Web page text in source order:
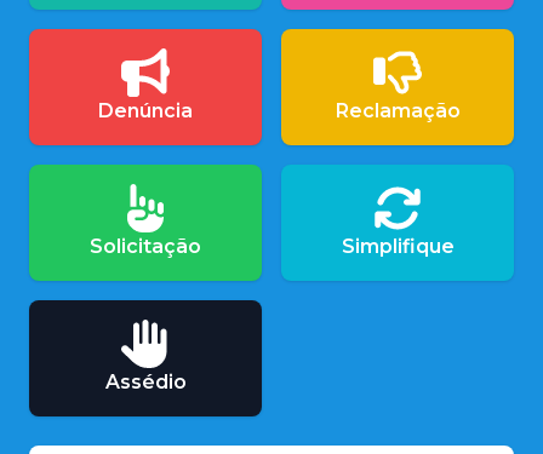
Denúncia Reclamação
Solicitação Simplifique
Assédio